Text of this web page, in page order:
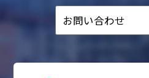
お問い合わせ